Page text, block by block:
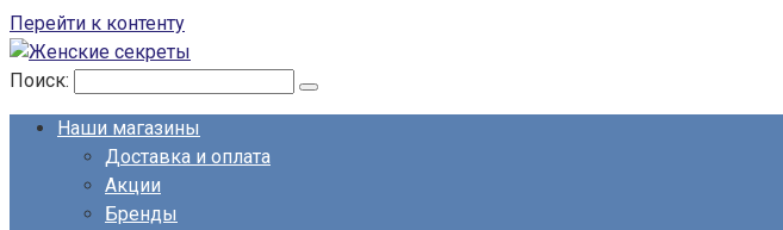
Перейти к контенту
Поиск:
Наши магазины
Доставка и оплата
Акции
Бренды